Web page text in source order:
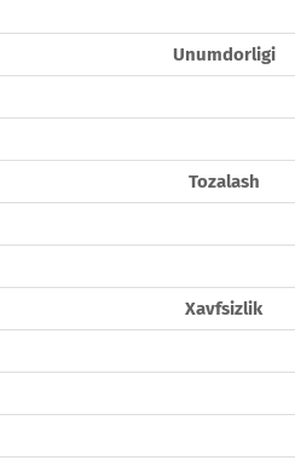
Unumdorligi
Tozalash
Xavfsizlik